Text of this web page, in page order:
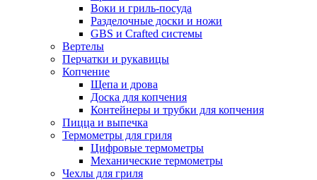
Воки и гриль-посуда
Разделочные доски и ножи
GBS и Crafted системы
Вертелы
Перчатки и рукавицы
Копчение
Щепа и дрова
Доска для копчения
Контейнеры и трубки для копчения
Пицца и выпечка
Термометры для гриля
Цифровые термометры
Механические термометры
Чехлы для гриля